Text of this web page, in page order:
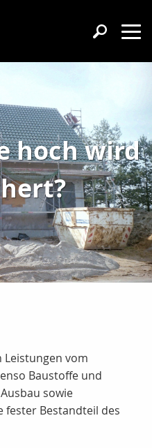
hoch wird
vom
Baustoffe und
sowie
fester Bestandteil des